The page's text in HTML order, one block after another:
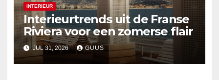
INTERIEUR
Interieurtrends uit de Franse
Riviera voor een zomerse flair
JUL 31, 2026 GUUS